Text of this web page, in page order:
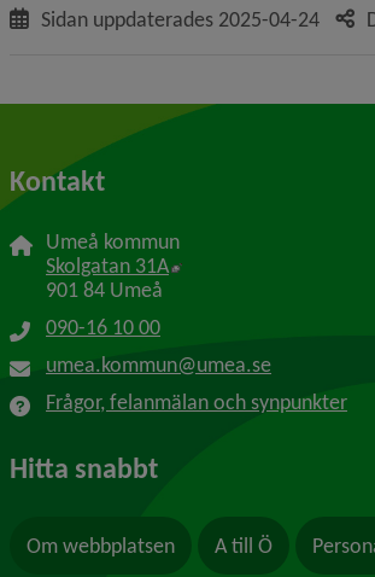
Sidan uppdaterades 2025-04-24
Kontakt
Umeå kommun
Skolgatan 31A Länk till annan
901 84 Umeå
090-16 10 00
umea.kommun@umea.se
Frågor, felanmälan och synpunkter
Hitta snabbt
Om webbplatsen A till Ö